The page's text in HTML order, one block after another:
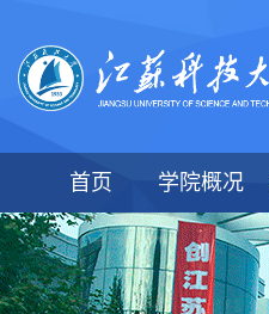
首页 学院概况